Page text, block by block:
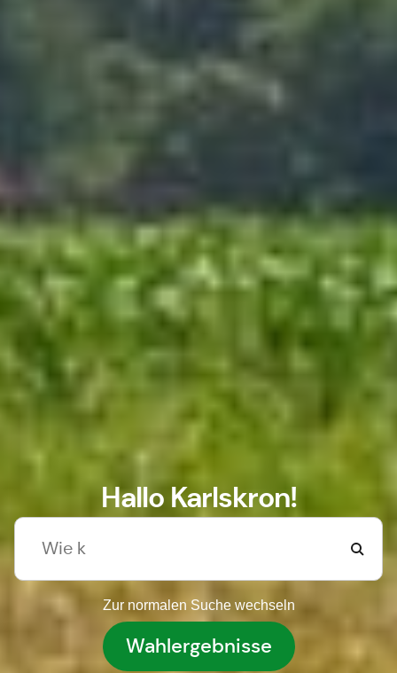
Hallo Karlskron!
Zur normalen Suche wechseln
Wahlergebnisse